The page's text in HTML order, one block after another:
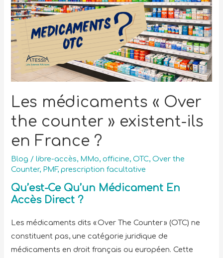
Les médicaments « Over
the counter » existent-ils
en France ?
Blog /libre-accès, MMo, officine,OTC,Over the
Counter, PMF,prescription facultative
Qu’est-Ce Qu’un Médicament En
Accès Direct ?
Les médicaments dits « Over The Counter » (OTC) ne
constituent pas, une catégorie juridique de
médicaments en droit français ou européen. Cette